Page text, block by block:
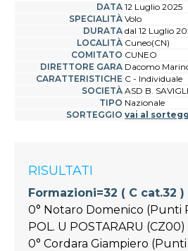
DATA 12 Luglio 2025
SPECIALITÀ Volo
DURATA dal 12 Luglio
LOCALITÀ Cuneo(CN)
COMITATO CUNEO
DIRETTORE GARA Dacomo
CARATTERISTICHE C - Individuale
SOCIETÀ ASD B.
TIPO Nazionale
SORTEGGIO vai al
RISULTATI
Formazioni=32 ( C cat.32 )
0° Notaro Domenico (Punti
POL. U POSTARARU (CZ00)
0° Cordara Giampiero